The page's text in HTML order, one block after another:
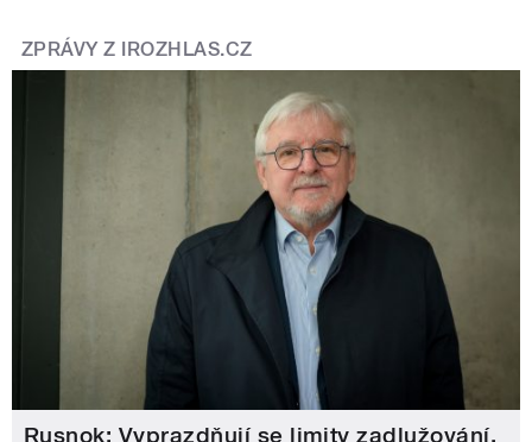
ZPRÁVY Z IROZHLAS.CZ
Rusnok: Vyprazdňují se limity zadlužování.